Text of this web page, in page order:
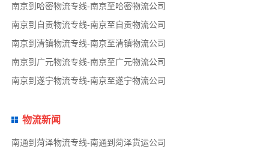
南京到哈密物流专线-南京至哈密物流公司
南京到自贡物流专线-南京至自贡物流公司
南京到清镇物流专线-南京至清镇物流公司
南京到广元物流专线-南京至广元物流公司
南京到遂宁物流专线-南京至遂宁物流公司
物流新闻
南通到菏泽物流专线-南通到菏泽货运公司